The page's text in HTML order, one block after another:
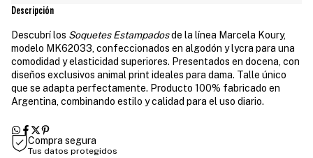
Descripción
Descubrí los Soquetes Estampadosde la línea Marcela Koury,
modelo MK62033, confeccionados en algodón y lycra para una
comodidad y elasticidad superiores. Presentados en docena, con
diseños exclusivos animal print ideales para dama. Talle único
que se adapta perfectamente. Producto 100% fabricado en
Argentina, combinando estilo y calidad para el uso diario.
Compra segura
Tus datos protegidos